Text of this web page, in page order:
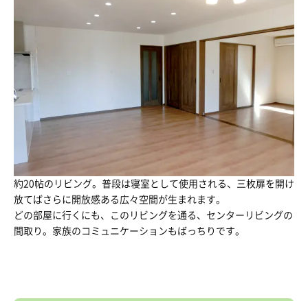
約20帖のリビング。普段は寝室として使用される、三枚扉を開け
放てばさらに開放感ある広々空間が生まれます。
どの部屋に行くにも、このリビングを通る、センターリビングの
間取り。家族のコミュニケーションもばっちりです。